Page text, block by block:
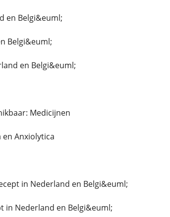
en Belgi&euml;
Belgi&euml;
en Belgi&euml;
Medicijnen
Anxiolytica
in Nederland en Belgi&euml;
in Nederland en Belgi&euml;